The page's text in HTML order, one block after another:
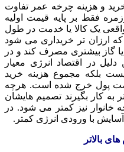
و هزینه چرخه عمر تفاوت
فقط بر پایه قیمت اولیه
یک کالا یا خدمت در طول
ارزان تر خریداری می شود
گاز بیشتری مصرف کند و در
در اقتصاد انرژی معیار
بلکه مجموع هزینه خرید
پول خرج شده است. هرچه
به کار بگیرند تصمیم هایشان
خانوار نیز کمتر می شود. در
با ورودی انرژی کمتر.
بالاتر